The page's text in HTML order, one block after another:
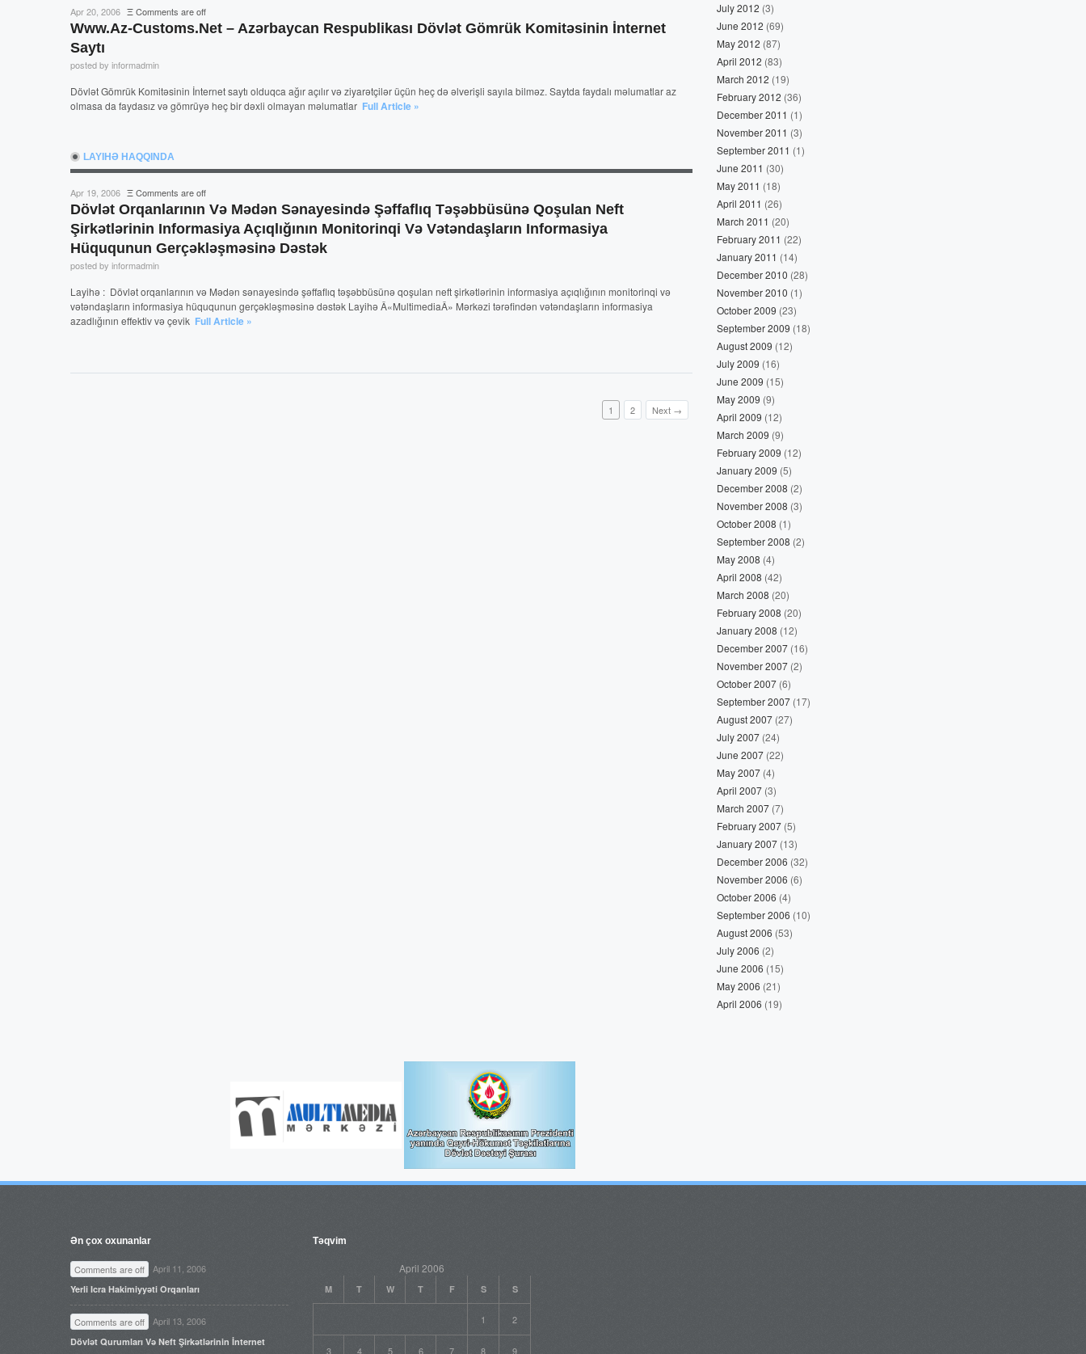
Apr 20, 2006 ΞComments are off
Www.az-Customs.net – Azərbaycan Respublikası Dövlət Gömrük Komitəsinin İnternet
Saytı
posted by informadmin
Dövlət Gömrük Komitəsinin İnternet saytı olduqca ağır açılır və ziyarətçilər üçün heç də əlverişli sayıla bilməz. Saytda faydalı məlumatlar az
olmasa da faydasız və gömrüyə heç bir dəxli olmayan məlumatlar Full Article »
LAYIHƏ HAQQINDA
Apr 19, 2006 ΞComments are off
Dövlət Orqanlarının Və Mədən Sənayesində Şəffaflıq Təşəbbüsünə Qoşulan Neft
Şirkətlərinin Informasiya Açıqlığının Monitorinqi Və Vətəndaşların Informasiya
Hüququnun Gerçəkləşməsinə Dəstək
posted by informadmin
Layihə : Dövlət orqanlarının və Mədən sənayesində şəffaflıq təşəbbüsünə qoşulan neft şirkətlərinin informasiya açıqlığının monitorinqi və
vətəndaşların informasiya hüququnun gerçəkləşməsinə dəstək Layihə Â«MultimediaÂ» Mərkəzi tərəfindən vətəndaşların informasiya
azadlığının effektiv və çevik Full Article »
1 2 Next →
July 2012 (3)
June 2012 (69)
May 2012 (87)
April 2012 (83)
March 2012 (19)
February 2012 (36)
December 2011 (1)
November 2011 (3)
September 2011 (1)
June 2011 (30)
May 2011 (18)
April 2011 (26)
March 2011 (20)
February 2011 (22)
January 2011 (14)
December 2010 (28)
November 2010 (1)
October 2009 (23)
September 2009 (18)
August 2009 (12)
July 2009 (16)
June 2009 (15)
May 2009 (9)
April 2009 (12)
March 2009 (9)
February 2009 (12)
January 2009 (5)
December 2008 (2)
November 2008 (3)
October 2008 (1)
September 2008 (2)
May 2008 (4)
April 2008 (42)
March 2008 (20)
February 2008 (20)
January 2008 (12)
December 2007 (16)
November 2007 (2)
October 2007 (6)
September 2007 (17)
August 2007 (27)
July 2007 (24)
June 2007 (22)
May 2007 (4)
April 2007 (3)
March 2007 (7)
February 2007 (5)
January 2007 (13)
December 2006 (32)
November 2006 (6)
October 2006 (4)
September 2006 (10)
August 2006 (53)
July 2006 (2)
June 2006 (15)
May 2006 (21)
April 2006 (19)
Ən çox oxunanlar
Comments are off April 11, 2006
Yerli Icra Hakimiyyəti Orqanları
Comments are off April 13, 2006
Dövlət Qurumları Və Neft Şirkətlərinin İnternet
Təqvim
April 2006
M T W T F S S
1 2
3 4 5 6 7 8 9